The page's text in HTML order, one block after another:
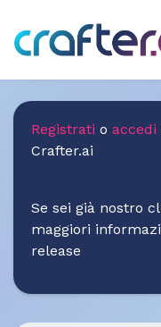
Registrati o accedi
Crafter.ai
Se sei già nostro
maggiori
release